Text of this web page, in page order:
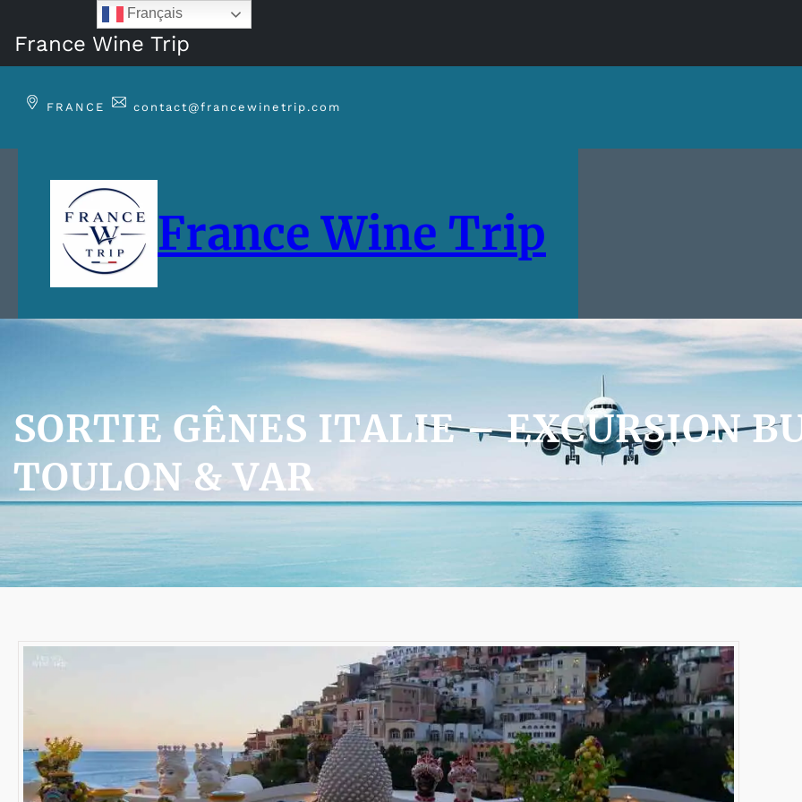
France Wine Trip
FRANCE contact@francewinetrip.com
France Wine Trip
SORTIE GÊNES ITALIE – EXCURSION
TOULON & VAR
Français